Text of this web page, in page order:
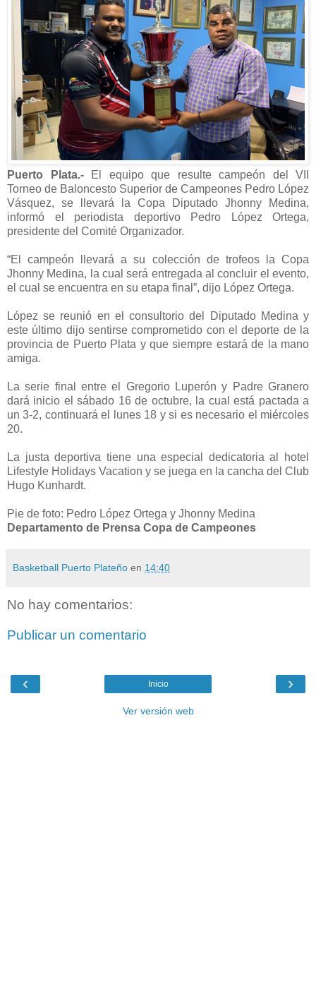
Puerto Plata.-
El equipo que resulte campeón del VII
Torneo de Baloncesto Superior de Campeones Pedro López
Vásquez, se llevará la Copa Diputado Jhonny Medina,
informó el periodista deportivo Pedro López Ortega,
presidente del Comité Organizador.
“El campeón llevará a su colección de trofeos la Copa
Jhonny Medina, la cual será entregada al concluir el evento,
el cual se encuentra en su etapa final”, dijo López Ortega.
López se reunió en el consultorio del Diputado Medina y
este último dijo sentirse comprometido con el deporte de la
provincia de Puerto Plata y que siempre estará de la mano
amiga.
La serie final entre el Gregorio Luperón y Padre Granero
dará inicio el sábado 16 de octubre, la cual está pactada a
un 3-2, continuará el lunes 18 y si es necesario el miércoles
20.
La justa deportiva tiene una especial dedicatoria al hotel
Lifestyle Holidays Vacation y se juega en la cancha del Club
Hugo Kunhardt.
Pie de foto: Pedro López Ortega y Jhonny Medina
Departamento de Prensa Copa de Campeones
Basketball Puerto Plateño en 14:40
No hay comentarios:
Publicar un comentario
‹ ›
Inicio
Ver versión web